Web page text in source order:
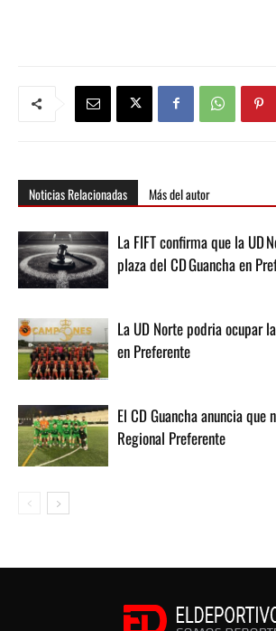
Noticias Relacionadas Más del autor
La FIFT confirma que la UD
plaza del CD Guancha en
La UD Norte podria ocupar
en Preferente
El CD Guancha anuncia que
Regional Preferente